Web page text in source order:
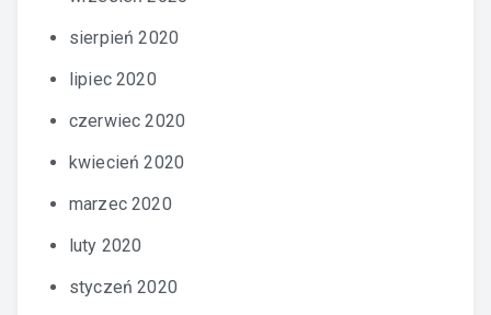
sierpień 2020
lipiec 2020
czerwiec 2020
kwiecień 2020
marzec 2020
luty 2020
styczeń 2020